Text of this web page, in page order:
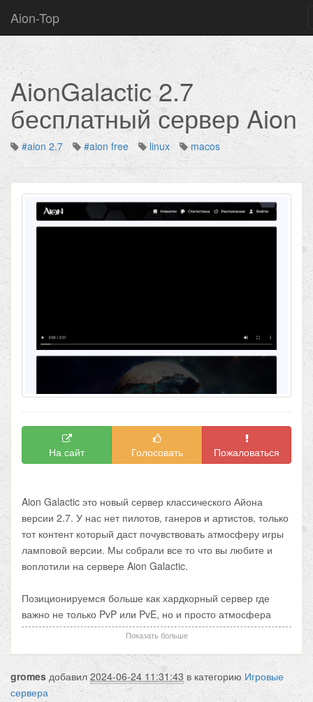
Aion-Top
AionGalactic 2.7
бесплатный сервер Aion
#aion 2.7 #aion free linux macos
На сайт Голосовать Пожаловаться
Aion Galactic это новый сервер классического Айона
версии 2.7. У нас нет пилотов, ганеров и артистов, только
тот контент который даст почувствовать атмосферу игры
ламповой версии. Мы собрали все то что вы любите и
воплотили на сервере Aion Galactic.
Позиционируемся больше как хардкорный сервер где
важно не только PvP или PvE, но и просто атмосфера
среди игроков, главное чтобы каждому было комфортно
Работаем на своем ланчере, игра работает на Windows
XP, Vista, 7, 10, 11, а так же запускается под wine на Linux
Показать больше
gromes добавил 2024-06-24 11:31:43 в категорию Игровые
сервера